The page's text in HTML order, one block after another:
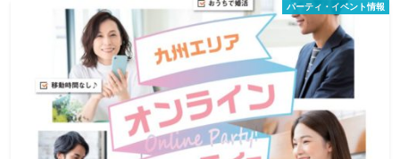
パーティ・イベント情報